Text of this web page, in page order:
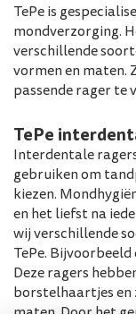
TePe is
mondverzorging.
verschillende
vormen en maten.
passende rager te
TePe
Interdentale
gebruiken om
kiezen.
en het liefst na
wij verschillende
TePe. Bijvoorbeeld
Deze ragers
borstelhaartjes en
maten. Door het